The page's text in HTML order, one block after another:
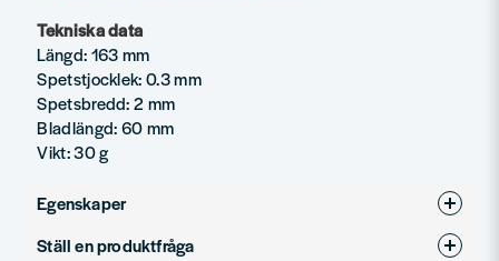
Tekniska data
Längd: 163 mm
Spetstjocklek: 0.3 mm
Spetsbredd: 2 mm
Bladlängd: 60 mm
Vikt: 30 g
Egenskaper
Produkttyp
Ställ en produktfråga